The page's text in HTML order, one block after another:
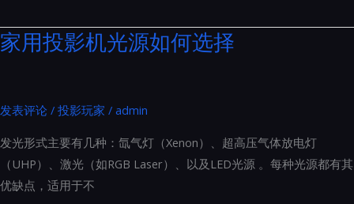
投
影
源
何
选
择
家用投影机光源如何选择
发表评论 / 投影玩家 / admin
发光形式主要有几种：氙气灯（Xenon）、超高压气体放电灯
（UHP）、激光（如RGB Laser）、以及LED光源 。每种光源都有其
优缺点，适用于不